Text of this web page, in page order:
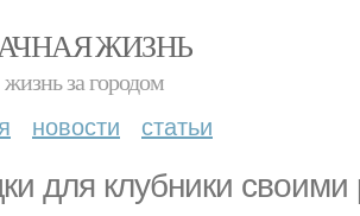
ЖИЗНЬ
жизнь за городом
новости статьи
для клубники